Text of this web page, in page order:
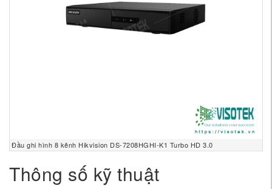
Đầu ghi hình 8 kênh Hikvision DS-7208HGHI-K1 Turbo HD 3.0
Thông số kỹ thuật